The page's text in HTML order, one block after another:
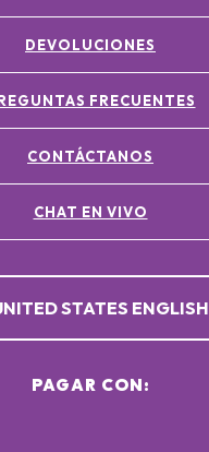
DEVOLUCIONES
FRECUENTES
CONTÁCTANOS
CHAT EN VIVO
STATES ENGLISH
PAGAR CON: